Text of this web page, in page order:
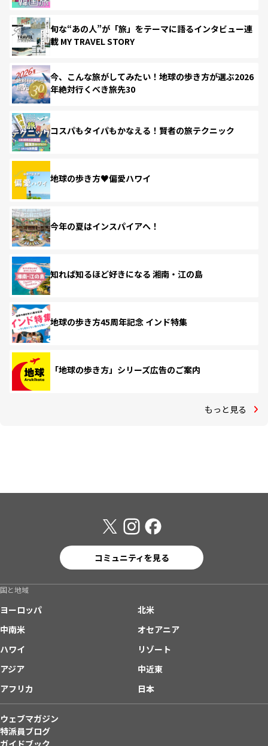
旬な“あの人”が「旅」をテーマに語るインタビュー連
載 MY TRAVEL STORY
今、こんな旅がしてみたい！地球の歩き方が選ぶ2026
年絶対行くべき旅先30
コスパもタイパもかなえる！賢者の旅テクニック
地球の歩き方♥偏愛ハワイ
今年の夏はインスパイアへ！
知れば知るほど好きになる 湘南・江の島
地球の歩き方45周年記念 インド特集
「地球の歩き方」シリーズ広告のご案内
もっと見る
コミュニティを見る
国と地域
ヨーロッパ
北米
中南米
オセアニア
ハワイ
リゾート
アジア
中近東
アフリカ
日本
ウェブマガジン
特派員ブログ
ガイドブック